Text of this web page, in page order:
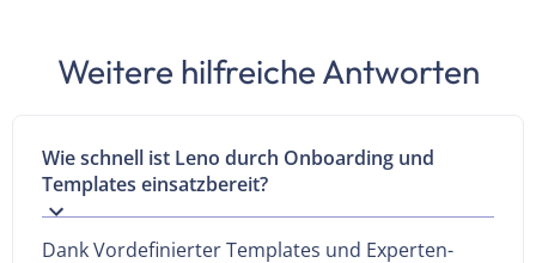
Weitere hilfreiche Antworten
Wie schnell ist Leno durch Onboarding und
Templates einsatzbereit?
Dank Vordefinierter Templates und Experten-